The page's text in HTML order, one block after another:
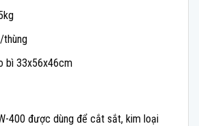
thùng
bì 33x56x46cm
400 được dùng để cắt sắt, kim loại